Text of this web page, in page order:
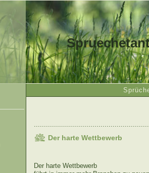
Der harte Wettbewerb
Der harte Wettbewerb